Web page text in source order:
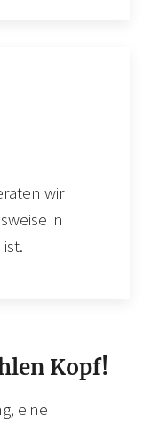
wir
in
Kopf!
eine